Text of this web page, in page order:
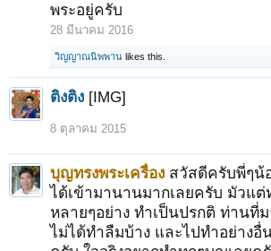
พระอยู่ครับ
28 มีนาคม 2016
วิญญาณนิพพาน likes this.
ติงติง [IMG]
8 ตุลาคม 2015
บุญทรงพระเครื่อง สวัสดีครับพี่ๆน้
ได้เข้ามานานมากเลยครับ มัวแ
หลายๆอย่าง ทำเป็นปรกติ ท่านที่
ไม่ได้ทำลืมบ้าง และไปทำอย่างอื่